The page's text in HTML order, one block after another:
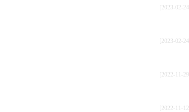
[2023-02-24]
[2023-02-24]
[2022-11-29]
[2022-11-12]